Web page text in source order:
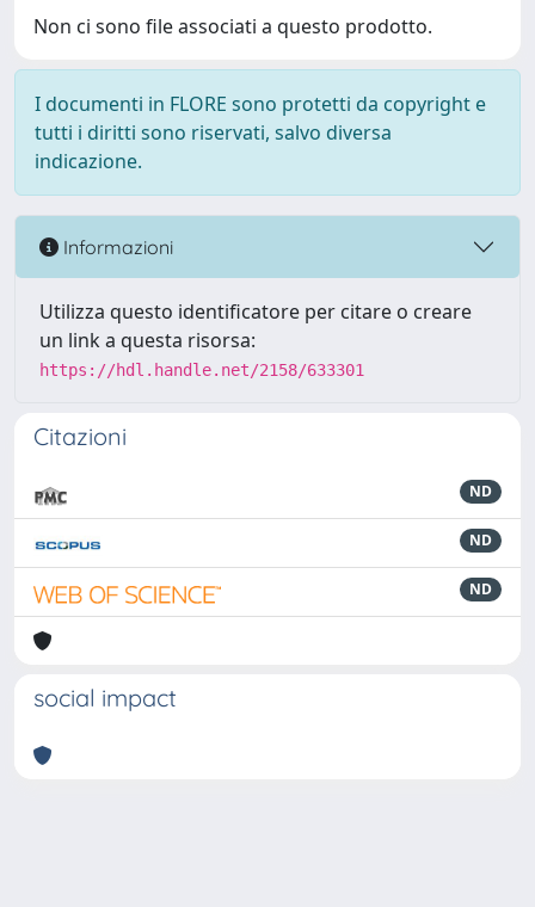
Non ci sono file associati a questo prodotto.
I documenti in FLORE sono protetti da copyright e
tutti i diritti sono riservati, salvo diversa
indicazione.
Informazioni
Utilizza questo identificatore per citare o creare
un link a questa risorsa:
https://hdl.handle.net/2158/633301
Citazioni
ND
ND
ND
social impact